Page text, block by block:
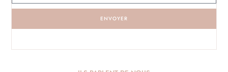
ENVOYER